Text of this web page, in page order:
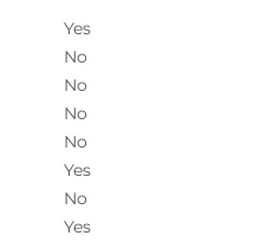
Yes
No
No
No
No
Yes
No
Yes